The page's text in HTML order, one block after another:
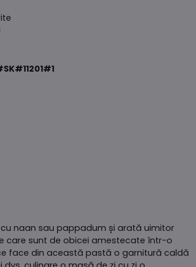
naan sau pappadum și arată uimitor
care sunt de obicei amestecate într-o
face din această pastă o garnitură caldă